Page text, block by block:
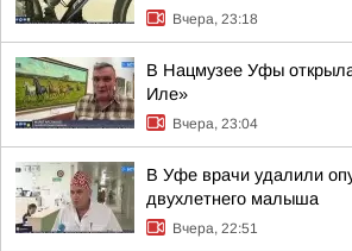
Вчера, 23:18
В Нацмузее Уфы
Иле»
Вчера, 23:04
В Уфе врачи удалили
двухлетнего малыша
Вчера, 22:51